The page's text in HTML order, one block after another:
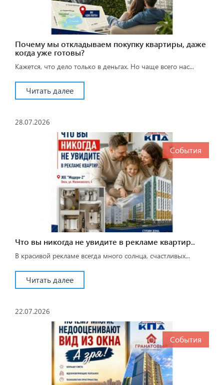
Почему мы откладываем покупку квартиры, даже
когда уже готовы?
Кажется, что дело только в деньгах. Но чаще всего нас...
Читать далее
28.07.2026
События
Что вы никогда не увидите в рекламе квартир..
В красивой рекламе всегда много солнца, счастливых...
Читать далее
22.07.2026
События